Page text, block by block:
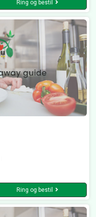
Ring og bestil
Ring og bestil